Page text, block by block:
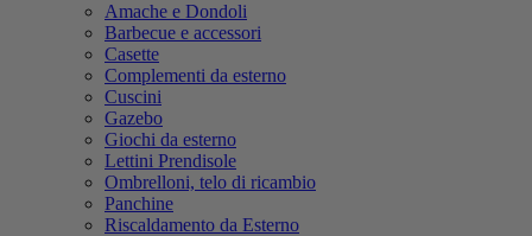
Amache e Dondoli
Barbecue e accessori
Casette
Complementi da esterno
Cuscini
Gazebo
Giochi da esterno
Lettini Prendisole
Ombrelloni, telo di ricambio
Panchine
Riscaldamento da Esterno